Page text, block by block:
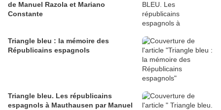
de Manuel Razola et Mariano
Constante
Triangle bleu : la mémoire des
Républicains espagnols
Triangle bleu. Les républicains
espagnols à Mauthausen par Manuel